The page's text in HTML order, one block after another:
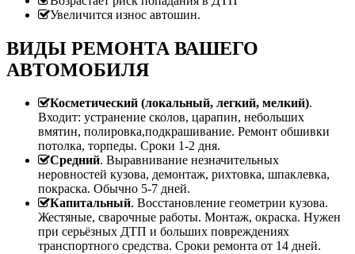
Увеличится износ автошин.
ВИДЫ РЕМОНТА ВАШЕГО
АВТОМОБИЛЯ
Косметический (локальный, легкий, мелкий).
Входит: устранение сколов, царапин, небольших
вмятин, полировка,подкрашивание. Ремонт обшивки
потолка, торпеды. Сроки 1-2 дня.
Средний. Выравнивание незначительных
неровностей кузова, демонтаж, рихтовка, шпаклевка,
покраска. Обычно 5-7 дней.
Капитальный. Восстановление геометрии кузова.
Жестяные, сварочные работы. Монтаж, окраска. Нужен
при серьёзных ДТП и больших повреждениях
транспортного средства. Сроки ремонта от 14 дней.